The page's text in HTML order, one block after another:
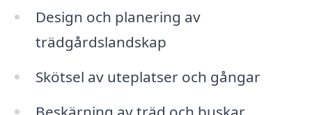
Design och planering av
trädgårdslandskap
Skötsel av uteplatser och gångar